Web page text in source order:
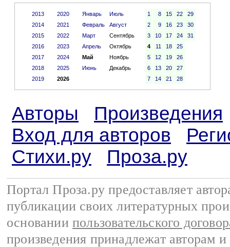
2013
2014
2015
2016
2017
2018
2019
2020
2021
2022
2023
2024
2025
2026
Январь
Июль
Февраль
Август
Март
Сентябрь
Апрель
Октябрь
Май
Ноябрь
Июнь
Декабрь
1 8 15 22
29
2
9 16 23
30
3
10 17 24
31
4
11 18
25
5
12 19
26
6
13 20
27
7
14 21 28
Авторы
Произведения
Вход для авторов
Стихи.ру
Проза.ру
Портал Проза.ру предоставляет
публикации своих литературных
основании пользовательского
произведения принадлежат авторам